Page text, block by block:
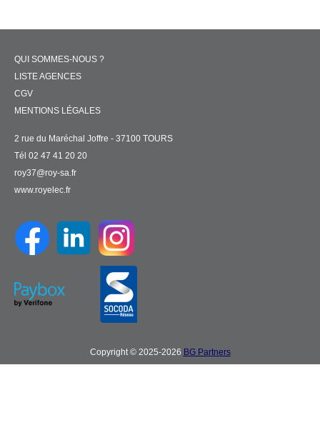
QUI SOMMES-NOUS ?
LISTE AGENCES
CGV
MENTIONS LÉGALES
2 rue du Maréchal Joffre - 37100 TOURS
Tél 02 47 41 20 20
roy37@roy-sa.fr
www.royelec.fr
Copyright © 2025-2026 BG Partners